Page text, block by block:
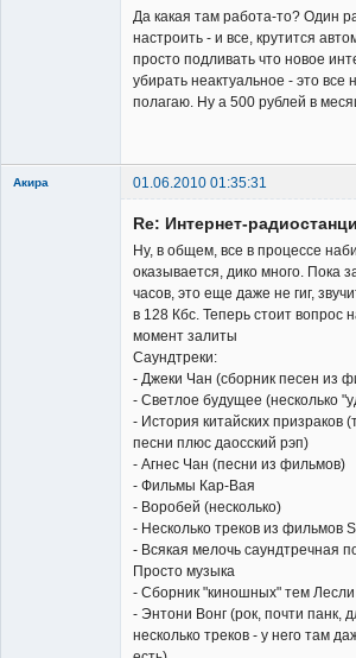
Да какая там работа-то? Один
настроить - и все, крутится
просто подливать что новое
убирать неактуальное - это все
полагаю. Ну а 500 рублей в
Акира 01.06.2010 01:35:31
Re: Интернет-
Ну, в общем, все в процессе
оказывается, дико много. Пока
часов, это еще даже не гиг,
в 128 Кбс. Теперь стоит вопрос
момент залиты
Саундтреки:
- Джеки Чан (сборник песен из
- Светлое будущее (несколько
- История китайских призраков
песни плюс даосский рэп)
- Агнес Чан (песни из фильмов)
- Фильмы Кар-Вая
- Воробей (несколько)
- Несколько треков из фильмов
- Всякая мелочь саундтречная
Просто музыка
- Сборник "киношных" тем Лесли
- Энтони Вонг (рок, почти панк,
несколько треков - у него там